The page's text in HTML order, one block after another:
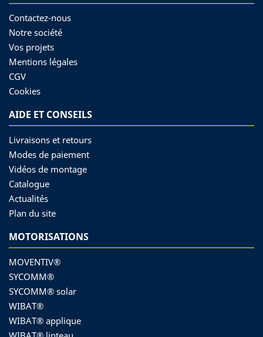
Contactez-nous
Notre société
Vos projets
Mentions légales
CGV
Cookies
AIDE ET CONSEILS
Livraisons et retours
Modes de paiement
Vidéos de montage
Catalogue
Actualités
Plan du site
MOTORISATIONS
MOVENTIV®
SYCOMM®
SYCOMM® solar
WIBAT®
WIBAT® applique